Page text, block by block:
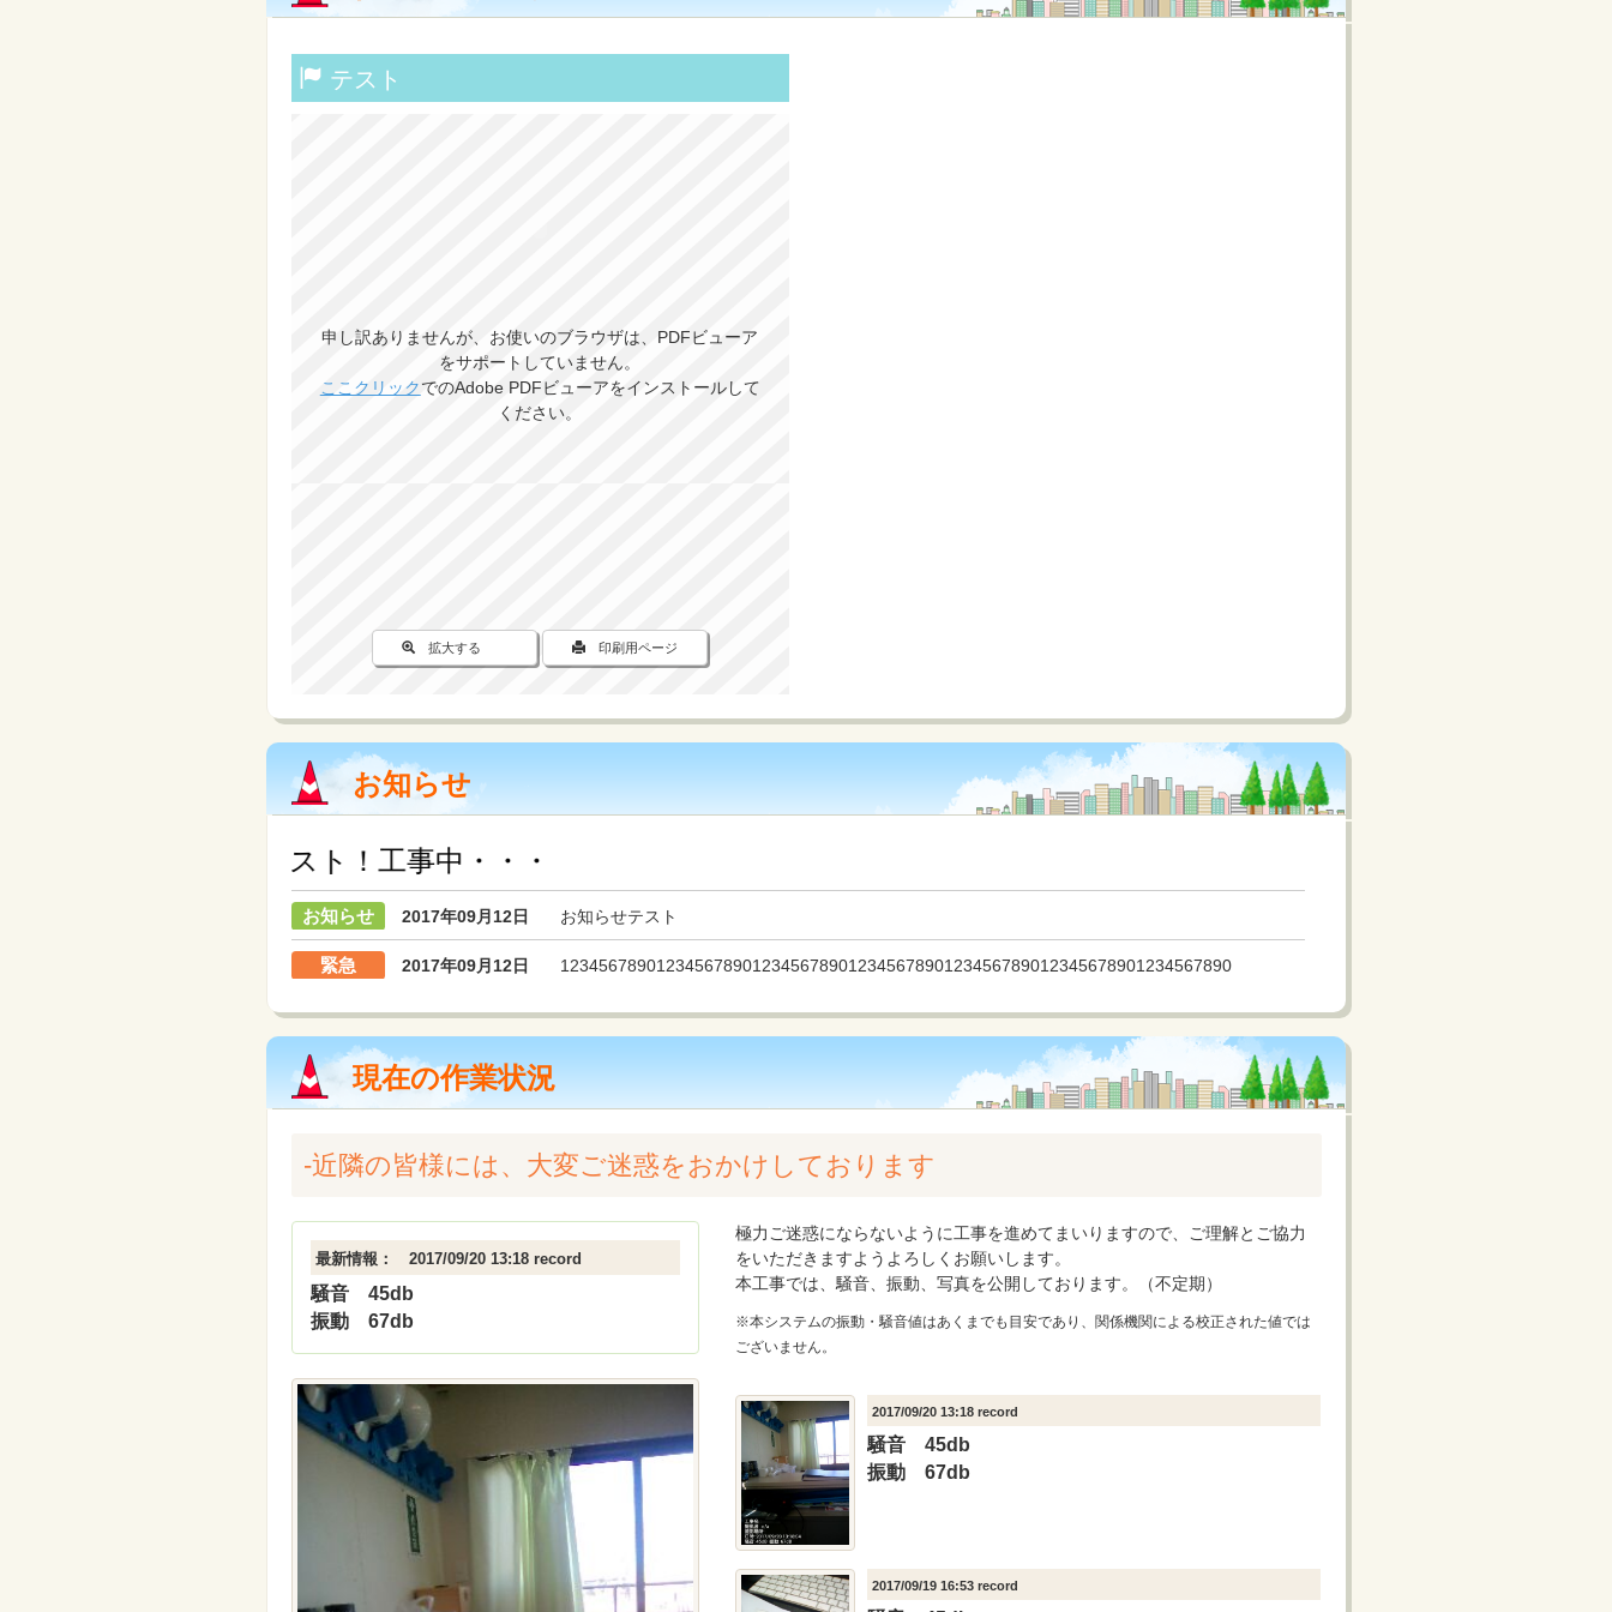
テスト
申し訳ありませんが、お使いのブラウザは、PDFビューア
をサポートしていません。
ここクリックでのAdobe PDFビューアをインストールして
ください。
拡大する 印刷用ページ
お知らせ
テスト！工事中・・・
お知らせ 2017年09月12日 お知らせテスト
緊急 2017年09月12日 1234567890123456789012345678901234567890123456789012345678901234567890
現在の作業状況
-近隣の皆様には、大変ご迷惑をおかけしております
最新情報： 2017/09/20 13:18 record
騒音 45db
振動 67db
極力ご迷惑にならないように工事を進めてまいりますので、ご理解とご協力
をいただきますようよろしくお願いします。
本工事では、騒音、振動、写真を公開しております。（不定期）
※本システムの振動・騒音値はあくまでも目安であり、関係機関による校正された値では
ございません。
2017/09/20 13:18 record
騒音 45db
振動 67db
2017/09/19 16:53 record